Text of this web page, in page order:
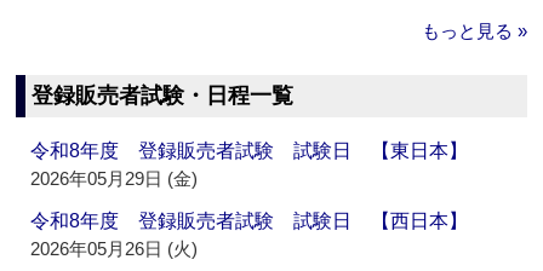
もっと見る »
登録販売者試験・日程一覧
令和8年度 登録販売者試験 試験日 【東日本】
2026年05月29日 (金)
令和8年度 登録販売者試験 試験日 【西日本】
2026年05月26日 (火)